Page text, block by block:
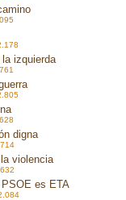
izquierda
digna
violencia
es ETA